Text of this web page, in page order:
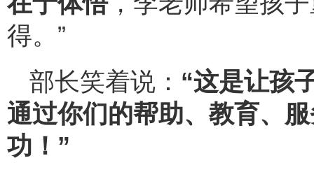
得。”
部长笑着说： “这是让孩
通过你们的帮助、教育、
功！”